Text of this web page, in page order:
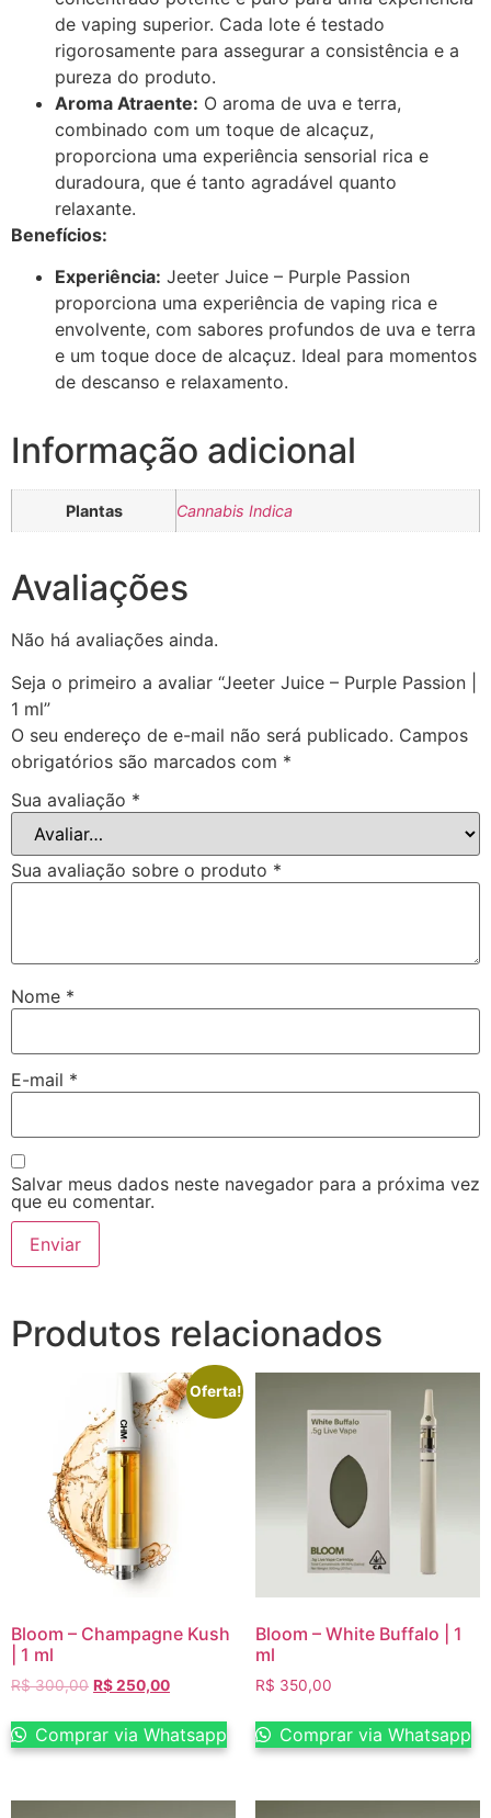
de vaping superior. Cada lote é testado
rigorosamente para assegurar a consistência e a
pureza do produto.
Aroma Atraente: O aroma de uva e terra,
combinado com um toque de alcaçuz,
proporciona uma experiência sensorial rica e
duradoura, que é tanto agradável quanto
relaxante.
Benefícios:
Experiência: Jeeter Juice – Purple Passion
proporciona uma experiência de vaping rica e
envolvente, com sabores profundos de uva e terra
e um toque doce de alcaçuz. Ideal para momentos
de descanso e relaxamento.
Informação adicional
Plantas Cannabis Indica
Avaliações
Não há avaliações ainda.
Seja o primeiro a avaliar “Jeeter Juice – Purple Passion |
1 ml”
O seu endereço de e-mail não será publicado. Campos
obrigatórios são marcados com *
Sua avaliação *
Sua avaliação sobre o produto *
Nome *
E-mail *
Salvar meus dados neste navegador para a próxima vez
que eu comentar.
Produtos relacionados
Oferta!
Bloom – Champagne Kush
| 1 ml
R$300,00 R$250,00
Comprar via Whatsapp
Bloom – White Buffalo | 1
ml
R$ 350,00
Comprar via Whatsapp